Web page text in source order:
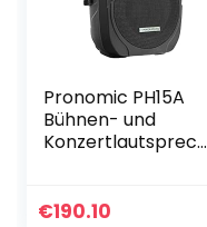
Pronomic PH15A
Bühnen- und
Konzertlautsprech
Aktive ABS PA-Box,
€190.10